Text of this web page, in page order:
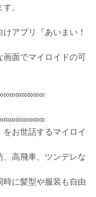
。
アプリ『あいまい！
画面でマイロイドの可
お世話するマイロイ
、高飛車、ツンデレな
に髪型や服装も自由